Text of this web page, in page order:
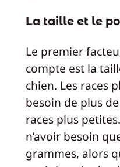
La taille et le
Le premier
compte est la
chien. Les races
besoin de plus
races plus
n’avoir besoin
grammes, alors